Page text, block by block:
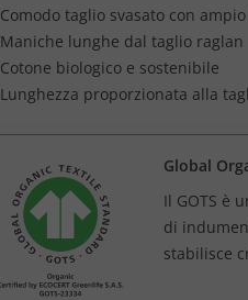
Comodo taglio svasato con
Maniche lunghe dal taglio raglan
Cotone biologico e sostenibile
Lunghezza proporzionata alla
Global
Il GOTS è
di
stabilisce